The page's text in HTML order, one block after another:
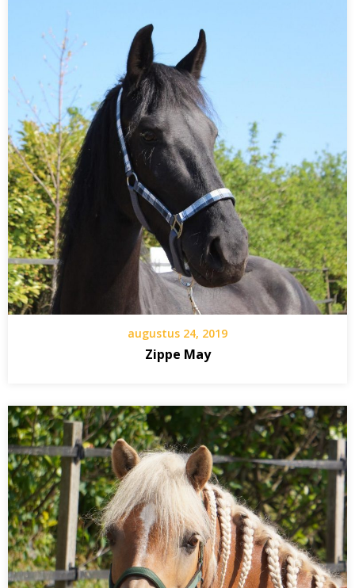
augustus 24, 2019
Zippe May